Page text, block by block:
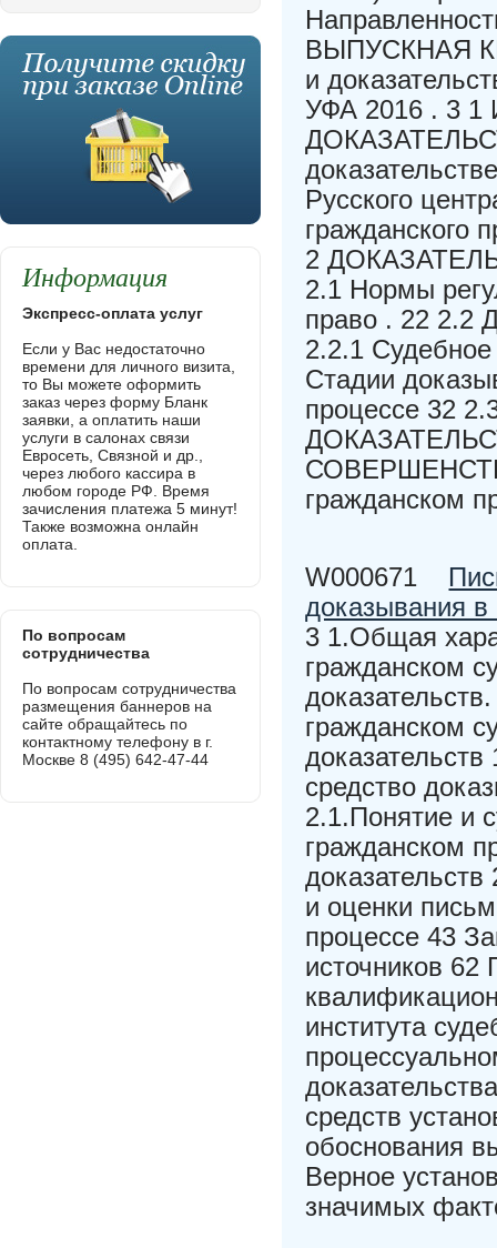
ВЫПУСКНАЯ
и
УФА 2016 . 3
Русского
гражданского
2
2.1 Нормы
право . 22 2.2
2.2.1
Стадии
процессе 32
гражданском
W000671
доказывания в
3 1.Общая
гражданском
гражданском
средство
2.1.Понятие и
гражданском
и оценки
процессе 43
источников
института
средств
обоснования
Верное
значимых
Информация
Экспресс-оплата услуг
Если у Вас недостаточно
времени для личного визита,
то Вы можете оформить
заказ через форму Бланк
заявки, а оплатить наши
услуги в салонах связи
Евросеть, Связной и др.,
через любого кассира в
любом городе РФ. Время
зачисления платежа 5 минут!
Также возможна онлайн
оплата.
По вопросам
сотрудничества
По вопросам сотрудничества
размещения баннеров на
сайте обращайтесь по
контактному телефону в г.
Москве 8 (495) 642-47-44